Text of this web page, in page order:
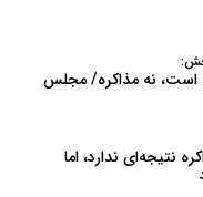
است، نه مذاکره/ مجلس
نتیجه‌ای ندارد، اما